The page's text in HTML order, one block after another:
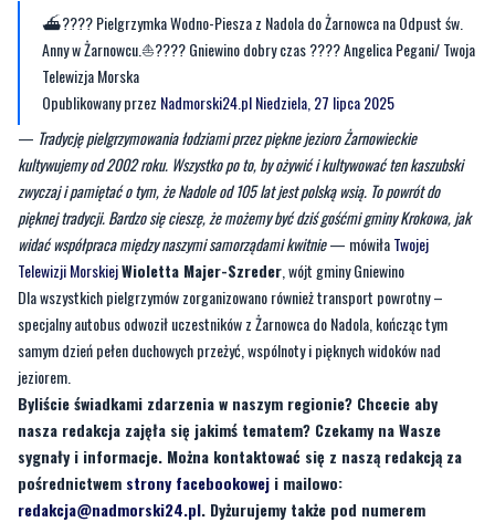
⛴️???? Pielgrzymka Wodno-Piesza z Nadola do Żarnowca na Odpust św.
Anny w Żarnowcu.⛵️???? Gniewino dobry czas ???? Angelica Pegani/ Twoja
Telewizja Morska
Opublikowany przez Nadmorski24.plNiedziela, 27 lipca 2025
— Tradycję pielgrzymowania łodziami przez piękne jezioro Żarnowieckie
kultywujemy od 2002 roku. Wszystko po to, by ożywić i kultywować ten kaszubski
zwyczaj i pamiętać o tym, że Nadole od 105 lat jest polską wsią. To powrót do
pięknej tradycji. Bardzo się cieszę, że możemy być dziś gośćmi gminy Krokowa, jak
widać współpraca między naszymi samorządami kwitnie— mówiłaTwojej
Telewizji MorskiejWioletta Majer-Szreder , wójt gminy Gniewino
Dla wszystkich pielgrzymów zorganizowano również transport powrotny –
specjalny autobus odwoził uczestników z Żarnowca do Nadola, kończąc tym
samym dzień pełen duchowych przeżyć, wspólnoty i pięknych widoków nad
jeziorem.
Byliście świadkami zdarzenia w naszym regionie? Chcecie aby
nasza redakcja zajęła się jakimś tematem? Czekamy na Wasze
sygnały i informacje. Można kontaktować się z naszą redakcją za
pośrednictwem strony facebookowej i mailowo:
redakcja@nadmorski24.pl. Dyżurujemy także pod numerem